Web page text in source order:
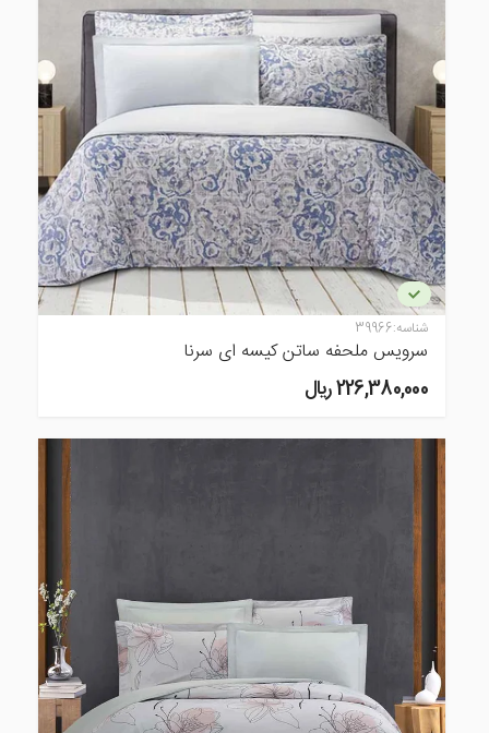
شناسه:39966
سرویس ملحفه ساتن کیسه ای سرنا
226,380,000 ريال